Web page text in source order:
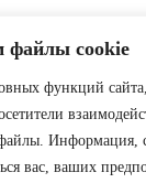
файлы cookie
функций
Информация,
вас, ваших